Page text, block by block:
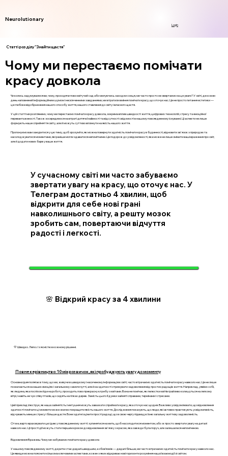
Neurolutionary
Login
Статті розділу "Знайти щастя"
Чому ми перестаємо помічати
красу довкола
Чи колись задумувалися ви, чому, проходячи повз квітучий сад або милуючись заходом сонця, ми часто просто не звертаємо на це уваги? У світі, де кожен
день наповнений інформаційним шумом і нескінченними завданнями, ми втратили вміння помічати красу, що оточує нас. Це не просто питання естетики —
це глибоке відображення нашого способу життя, нашого ставлення до світу і власного щастя.
У цій статті ми розглянемо, чому ми перестаємо помічати красу довкола, зокрема вплив швидкості життя, цифрових технологій, стресу та емоційної
перевантаженості. Також зосередимося на втраті дитячої наївності та відсутності свідомості в нашому повсякденному існуванні. Ці аспекти не лише
формують наше сприйняття світу, але й можуть суттєво вплинути на якість нашого життя.
Пропонуємо вам зануритися у цю тему, щоб зрозуміти, як можна повернути здатність помічати красу в буденності, відновити зв'язок з природою та
насолоджуватися моментами, які раніше могли здаватися непомітними. Це подорож до усвідомленості, яка може не лише змінити ваші враження про світ,
але й додати нових барв у ваше життя.
У сучасному світі ми часто забуваємо
звертати увагу на красу, що оточує нас. У
Телеграм достатньо 4 хвилин, щоб
відкрити для себе нові грані
навколишнього світу, а решту мозок
зробить сам, повертаючи відчуття
радості і легкості.
🌸 Відкрий красу за 4 хвилини
💛 Швидко. Легко. І з ясністю в кожному рішенні.
Повне керівництво: 10 мікрозвичок, які пробуджують увагу до моменту
Основна ідея полягає в тому, що ми, живучи в швидкому і насиченому інформацією світі, часто втрачаємо здатність помічати красу навколо нас. Це не лише
позначається на наших емоціях і загальному самопочутті, але й на здатності отримувати задоволення від простих радощів життя. Наприклад, уявімо собі,
як людина, яка поспіхом йде на роботу, проходить повз прекрасну клумбу з квітами. Вона не помічає, як пелюстки квітів грайливо колишуться на легкому
вітрі, і навіть не чує співу птахів, що сидять на гілках дерев. Замість цього її думки зайняті справами, термінами і стресами.
Цей приклад ілюструє, як наша зайнятість і метушня можуть заважати сприймати красу, яка оточує нас щодня. Важливо усвідомлювати, що відновлення
здатності помічати ці моменти може значно покращити якість нашого життя. Дослідження показують, що люди, які активно практикують усвідомленість,
відчувають менше стресу і більше щастя. Вони здатні оцінити прості радощі, що в свою чергу підвищує їхню загальну життєву задоволеність.
Отже, варто враховувати цю ідею у повсякденному житті: зупинятися на мить, щоб насолодитися моментом, або ж просто звертати увагу на деталі
навколо нас. Ці прості дії можуть стати першим кроком до відновлення зв'язку з красою, яка завжди була поруч, але залишалася непоміченою.
Відновлення Вражень: Чому ми забуваємо помічати красу довкола
У нашому повсякденному житті, де ритм стає дедалі швидшим, а обов’язків — дедалі більше, ми часто втрачаємо здатність помічати красу навколо нас.
Це явище можна пояснити кількома ключовими аспектами, кожен з яких відкриває нові горизонти розуміння нашої взаємодії зі світом.